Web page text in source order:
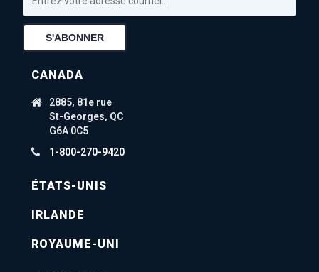
CANADA
2885, 81e rue
St-Georges, QC
G6A 0C5
1-800-270-9420
ÉTATS-UNIS
IRLANDE
ROYAUME-UNI